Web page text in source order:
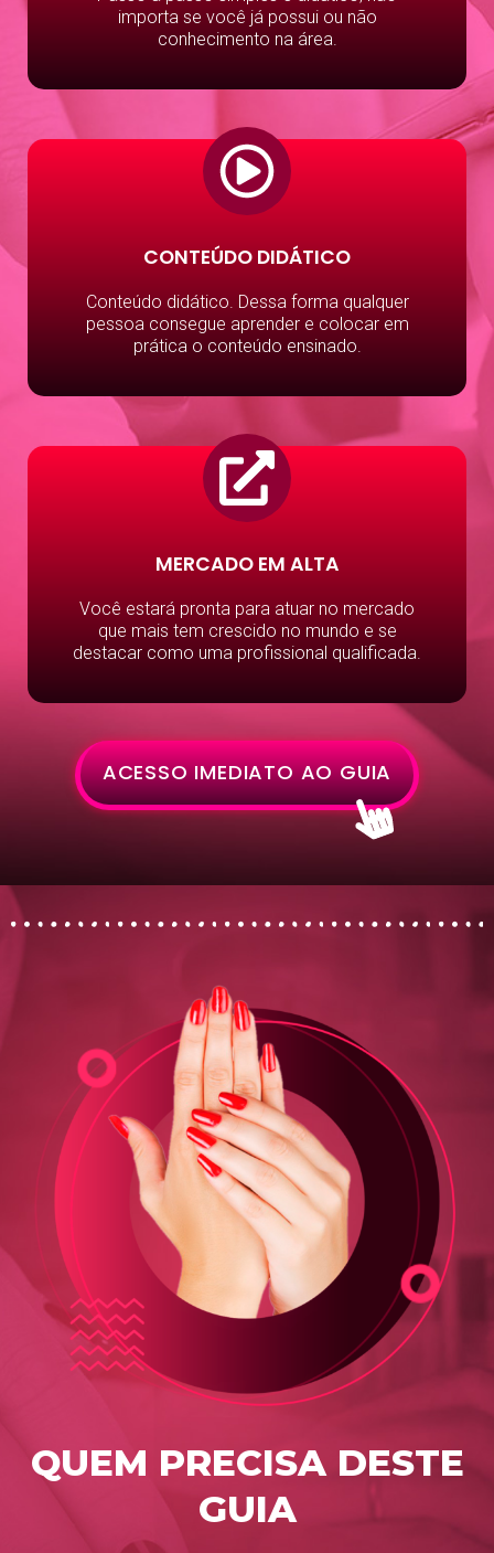
importa se você já possui ou não
conhecimento na área.
CONTEÚDO DIDÁTICO
Conteúdo didático. Dessa forma qualquer
pessoa consegue aprender e colocar em
prática o conteúdo ensinado.
MERCADO EM ALTA​
Você estará pronta para atuar no mercado
que mais tem crescido no mundo e se
destacar como uma profissional qualificada.
ACESSO IMEDIATO AO GUIA
QUEM PRECISA DESTE
GUIA